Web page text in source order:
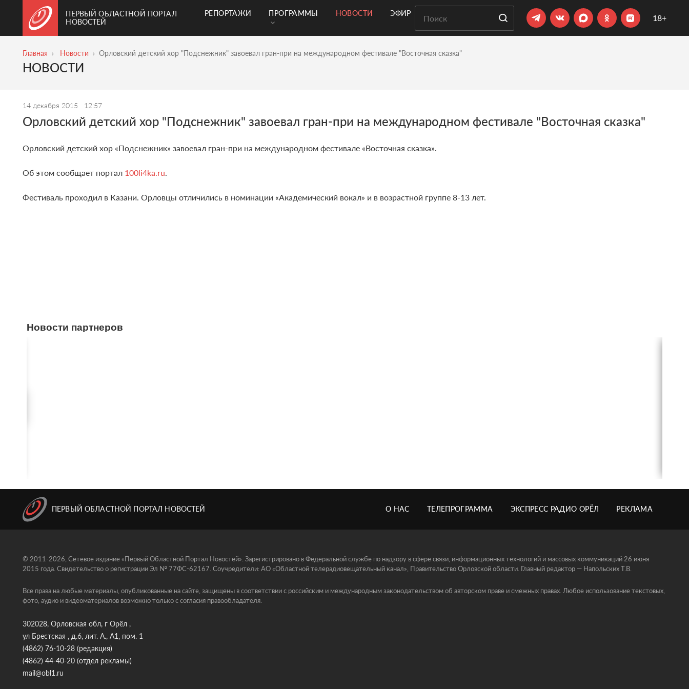
ПЕРВЫЙ ОБЛАСТНОЙ ПОРТАЛ
НОВОСТЕЙ
РЕПОРТАЖИ ПРОГРАММЫ НОВОСТИ ЭФИР 18+
Главная Новости Орловский детский хор "Подснежник" завоевал гран-при на международном фестивале "Восточная сказка"
НОВОСТИ
14 декабря 2015 12:57
Орловский детский хор "Подснежник" завоевал гран-при на международном фестивале "Восточная сказка"
Орловский детский хор «Подснежник» завоевал гран-при на международном фестивале «Восточная сказка».
Об этом сообщает портал 100li4ka.ru.
Фестиваль проходил в Казани. Орловцы отличились в номинации «Академический вокал» и в возрастной группе 8-13 лет.
Новости партнеров
ПЕРВЫЙ ОБЛАСТНОЙ ПОРТАЛ НОВОСТЕЙ О НАС ТЕЛЕПРОГРАММА ЭКСПРЕСС РАДИО ОРЁЛ РЕКЛАМА
© 2011-2026, Сетевое издание «Первый Областной Портал Новостей». Зарегистрировано в Федеральной службе по надзору в сфере связи, информационных технологий и массовых коммуникаций 26 июня
2015 года. Свидетельство о регистрации Эл № 77ФС-62167. Соучредители: АО «Областной телерадиовещательный канал», Правительство Орловской области. Главный редактор — Напольских Т.В.
Все права на любые материалы, опубликованные на сайте, защищены в соответствии с российским и международным законодательством об авторском праве и смежных правах. Любое использование текстовых,
фото, аудио и видеоматериалов возможно только с согласия правообладателя.
302028, Орловская обл, г Орёл ,
ул Брестская , д.6, лит. А., А1, пом. 1
(4862) 76-10-28 (редакция)
(4862) 44-40-20 (отдел рекламы)
mail@obl1.ru